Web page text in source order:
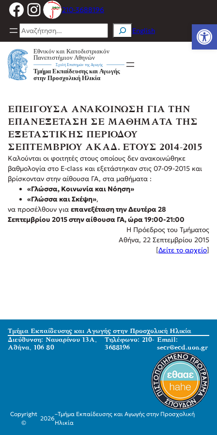
Μετάβαση
στο
περιεχόμενο
Facebook
Instagram
210-3688196
Search English
ΕΠΕΙΓΟΥΣΑ ΑΝΑΚΟΙΝΩΣΗ ΓΙΑ ΤΗΝ
ΕΠΑΝΕΞΕΤΑΣΗ ΣΕ ΜΑΘΗΜΑΤΑ ΤΗΣ
ΕΞΕΤΑΣΤΙΚΗΣ ΠΕΡΙΟΔΟΥ
ΣΕΠΤΕΜΒΡΙΟΥ ΑΚΑΔ. ΕΤΟΥΣ 2014-2015
Καλούνται οι φοιτητές στους οποίους δεν ανακοινώθηκε
βαθμολογία στο E-class και εξετάστηκαν στις 07-09-2015 και
βρίσκονταν στην αίθουσα ΓΑ, στα μαθήματα :
«Γλώσσα, Κοινωνία και Νόηση»
«Γλώσσα και Σκέψη»,
να προσέλθουν για επανεξέταση την Δευτέρα 28
Σεπτεμβρίου 2015 στην αίθουσα ΓΑ, ώρα 19:00-21:00
H Πρόεδρος του Τμήματος
Αθήνα, 22 Σεπτεμβρίου 2015
[Δείτε το αρχείο]
Τμήμα Εκπαίδευσης και Αγωγής στην Προσχολική Ηλικία
Διεύθυνση: Ναυαρίνου 13Α,
Αθήνα, 106 80
Τηλέφωνο: 210-
3688196
Email:
secr@ecd.uoa.gr
Copyright
©
2026
–Τμήμα Εκπαίδευσης και Αγωγής στην Προσχολική
Ηλικία